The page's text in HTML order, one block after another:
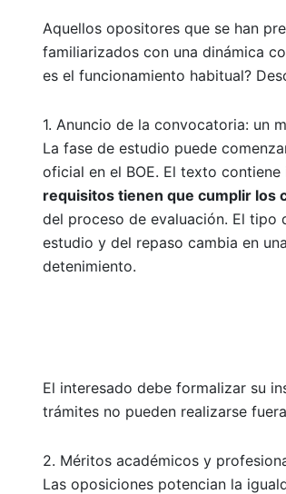
Aquellos opositores que se han
familiarizados con una dinámica
es el funcionamiento habitual?
1. Anuncio de la convocatoria: un
La fase de estudio puede
oficial en el BOE. El texto
requisitos tienen que cumplir los
del proceso de evaluación. El tipo
estudio y del repaso cambia en
detenimiento.
El interesado debe formalizar su
trámites no pueden realizarse
2. Méritos académicos y
Las oposiciones potencian la